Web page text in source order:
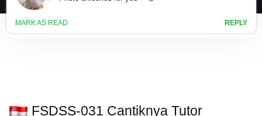
FSDSS-031 Cantiknya Tutor